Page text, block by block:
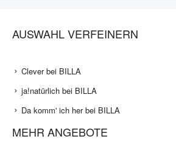
AUSWAHL VERFEINERN
Clever bei BILLA
ja!natürlich bei BILLA
Da komm' ich her bei BILLA
MEHR ANGEBOTE